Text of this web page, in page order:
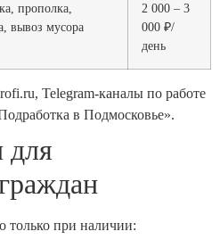
прополка,
вывоз мусора
2 000 – 3
000 ₽/
день
Telegram-каналы по работе
в Подмосковье».
для
только при наличии: